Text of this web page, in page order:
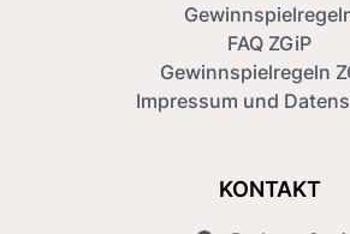
FAQ ZGiP
Gewinnspielregeln
Impressum und
KONTAKT